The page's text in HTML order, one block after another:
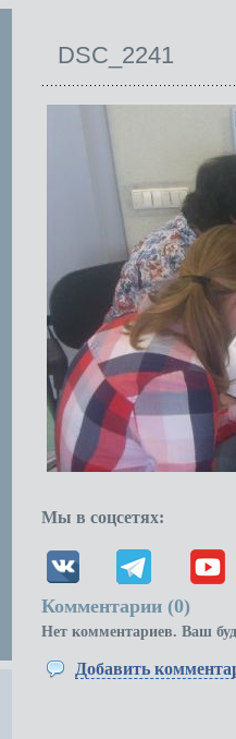
DSC_2241
Мы в соцсетях:
Комментарии (0)
Нет комментариев. Ваш
Добавить